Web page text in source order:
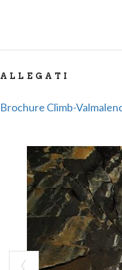
ALLEGATI
Brochure Climb-